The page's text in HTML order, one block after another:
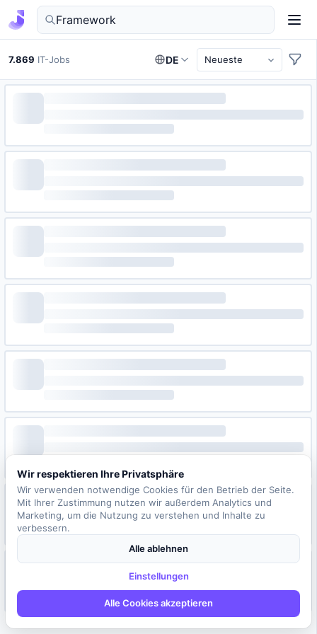
IT-Jobs in Deutschland finden
7.869 IT-Jobs DE
Wir respektieren Ihre Privatsphäre
Wir verwenden notwendige Cookies für den Betrieb der Seite.
Mit Ihrer Zustimmung nutzen wir außerdem Analytics und
Marketing, um die Nutzung zu verstehen und Inhalte zu
verbessern.
Alle ablehnen
Einstellungen
Alle Cookies akzeptieren